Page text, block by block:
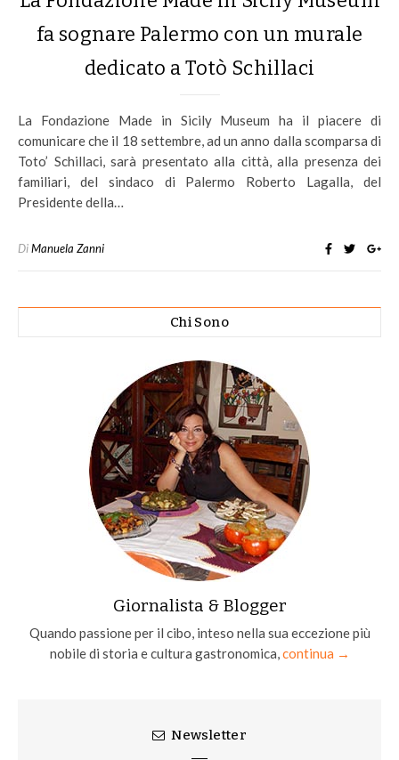
fa sognare Palermo con un murale
dedicato a Totò Schillaci
La Fondazione Made in Sicily Museum ha il piacere di
comunicare che il 18 settembre, ad un anno dalla scomparsa di
Toto’ Schillaci, sarà presentato alla città, alla presenza dei
familiari, del sindaco di Palermo Roberto Lagalla, del
Presidente della…
DiManuela Zanni
Chi Sono
Giornalista & Blogger
Quando passione per il cibo, inteso nella sua eccezione più
nobile di storia e cultura gastronomica,continua →
Newsletter